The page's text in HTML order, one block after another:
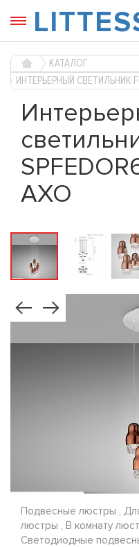
КАТАЛОГ
ИНТЕРЬЕРНЫЙ СВЕТИЛЬНИК
AXO
Подвесные люстры ,
люстры , В комнату
Светодиодные